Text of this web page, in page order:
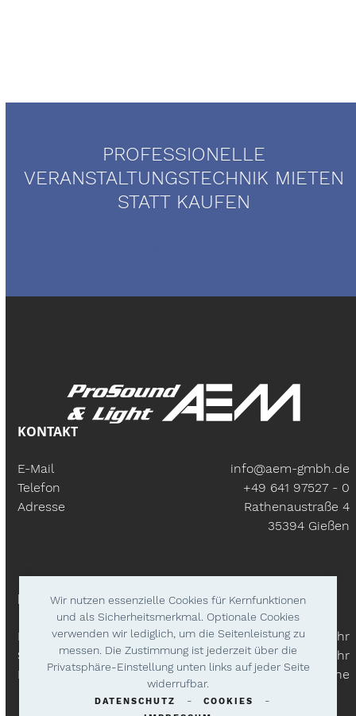
Wir nutzen essenzielle Cookies für Kernfunktionen
und als Sicherheitsmerkmal. Optionale Cookies
verwenden wir lediglich, um die Seitenleistung zu
messen. Die Zustimmung ist jederzeit über die
Privatsphäre-Einstellung unten links auf jeder Seite
widerrufbar.
DATENSCHUTZ - COOKIES -
PROFESSIONELLE
VERANSTALTUNGSTECHNIK MIETEN
STATT KAUFEN
KONTAKT
E-Mail
info@aem-gmbh.de
Telefon
+49 641 97527 - 0
Adresse
Rathenaustraße 4
35394 Gießen
BÜROZEITEN
Mo – Fr:
9.30 Uhr - 18.00 Uhr
Samstags
9.30 Uhr - 14.00 Uhr
Lieferzeiten
Nach Absprache